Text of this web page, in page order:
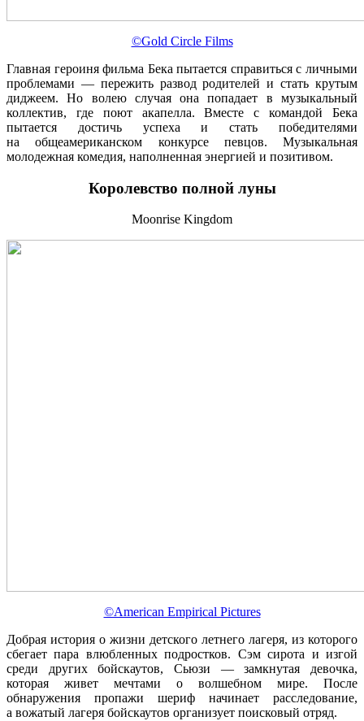
©Gold Circle Films
Главная героиня фильма Бека пытается справиться с личными
проблемами — пережить развод родителей и стать крутым
диджеем. Но волею случая она попадает в музыкальный
коллектив, где поют акапелла. Вместе с командой Бека
пытается достичь успеха и стать победителями
на общеамериканском конкурсе певцов. Музыкальная
молодежная комедия, наполненная энергией и позитивом.
Королевство полной луны
Moonrise Kingdom
©American Empirical Pictures
Добрая история о жизни детского летнего лагеря, из которого
сбегает пара влюбленных подростков. Сэм сирота и изгой
среди других бойскаутов, Сьюзи — замкнутая девочка,
которая живет мечтами о волшебном мире. После
обнаружения пропажи шериф начинает расследование,
а вожатый лагеря бойскаутов организует поисковый отряд.